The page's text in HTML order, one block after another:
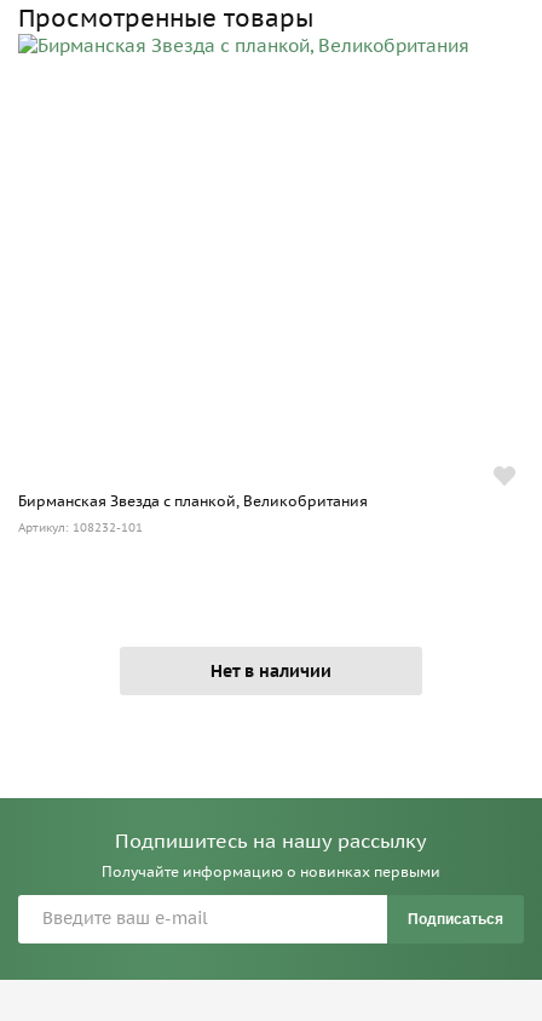
Просмотренные товары
Бирманская Звезда с планкой, Великобритания
Артикул: 108232-101
Нет в наличии
Подпишитесь на нашу рассылку
Получайте информацию о новинках первыми
Подписаться